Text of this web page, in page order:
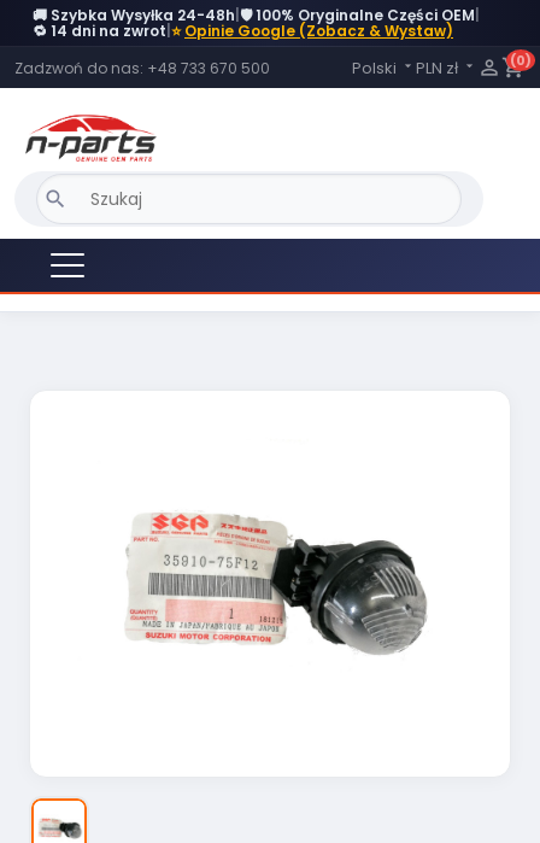
🚚 Szybka Wysyłka 24-48h 🛡️ 100% Oryginalne Części OEM
🔁 14 dni na zwrot ⭐Opinie Google (Zobacz & Wystaw)
Zadzwoń do nas: +48 733 670 500 Język:
Polski  PLN zł   shopping_cart
(0)
search
OBECNIE BRAK NA STANIE